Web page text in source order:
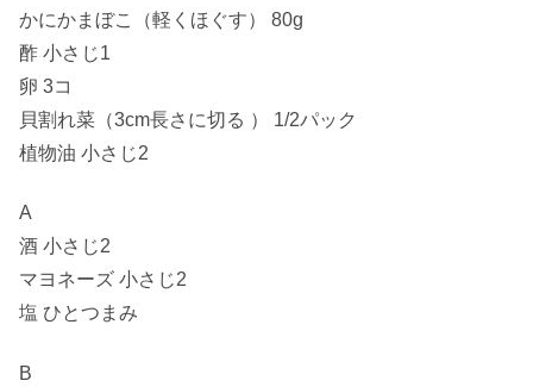
かにかまぼこ（軽くほぐす） 80g
酢 小さじ1
卵 3コ
貝割れ菜（3cm長さに切る ） 1/2パック
植物油 小さじ2
A
酒 小さじ2
マヨネーズ 小さじ2
塩 ひとつまみ
B